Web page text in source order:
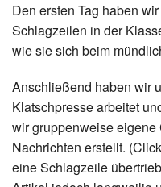
Den ersten Tag haben
Schlagzeilen in der
wie sie sich beim
Anschließend haben wir
Klatschpresse arbeitet
wir gruppenweise
Nachrichten erstellt.
eine Schlagzeile